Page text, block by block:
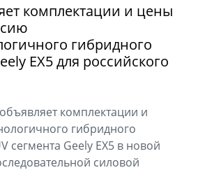
комплектации и цены
гибридного
EX5 для российского
комплектации и
гибридного
сегмента Geely EX5 в новой
силовой